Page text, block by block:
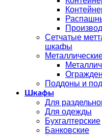
Сетчатые
шкафы
Поддоны и
Шкафы
Для
Для одежды
Бухгалтерские
Банковские